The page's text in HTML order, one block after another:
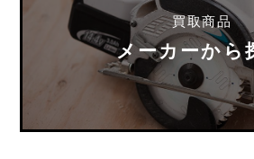
買取商品
メーカーから